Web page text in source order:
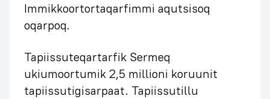
Immikkoortortaqarfimmi aqutsisoq
oqarpoq.
Tapiissuteqartarfik Sermeq
ukiumoortumik 2,5 millioni koruunit
tapiissutigisarpaat. Tapiissutillu